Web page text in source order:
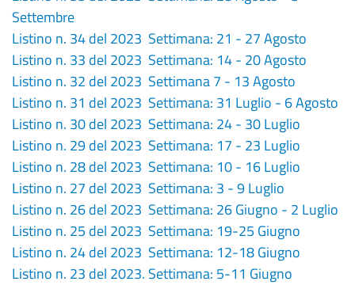
Settembre
Listino n. 34 del 2023 Settimana: 21 - 27 Agosto
Listino n. 33 del 2023 Settimana: 14 - 20 Agosto
Listino n. 32 del 2023 Settimana 7 - 13 Agosto
Listino n. 31 del 2023 Settimana: 31 Luglio - 6 Agosto
Listino n. 30 del 2023 Settimana: 24 - 30 Luglio
Listino n. 29 del 2023 Settimana: 17 - 23 Luglio
Listino n. 28 del 2023 Settimana: 10 - 16 Luglio
Listino n. 27 del 2023 Settimana: 3 - 9 Luglio
Listino n. 26 del 2023 Settimana: 26 Giugno - 2 Luglio
Listino n. 25 del 2023 Settimana: 19-25 Giugno
Listino n. 24 del 2023 Settimana: 12-18 Giugno
Listino n. 23 del 2023. Settimana: 5-11 Giugno